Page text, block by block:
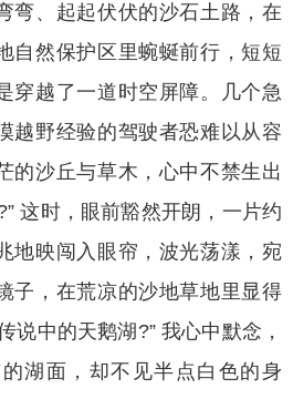
弯、起起伏伏的沙石土路，在
自然保护区里蜿蜒前行，短短
穿越了一道时空屏障。几个急
越野经验的驾驶者恐难以从容
的沙丘与草木，心中不禁生出
这时，眼前豁然开朗，一片约
地映闯入眼帘，波光荡漾，宛
子，在荒凉的沙地草地里显得
说中的天鹅湖?” 我心中默念，
湖面，却不见半点白色的身